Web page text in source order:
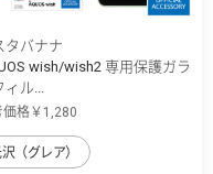
タバナナ
wish/wish2 専用保護ガラ
ル...
価格￥1,280
（グレア）